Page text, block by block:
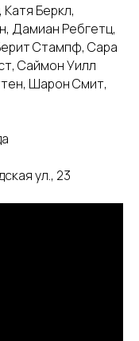
Беркл,
Дамиан Ребгетц,
Стампф, Сара
Саймон Уилл
Шарон Смит,
ул., 23